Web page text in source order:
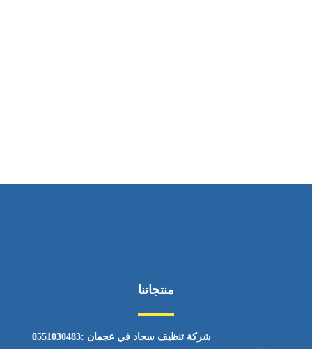
منتجاتنا
شركة تنظيف سجاد في عجمان :0551030483